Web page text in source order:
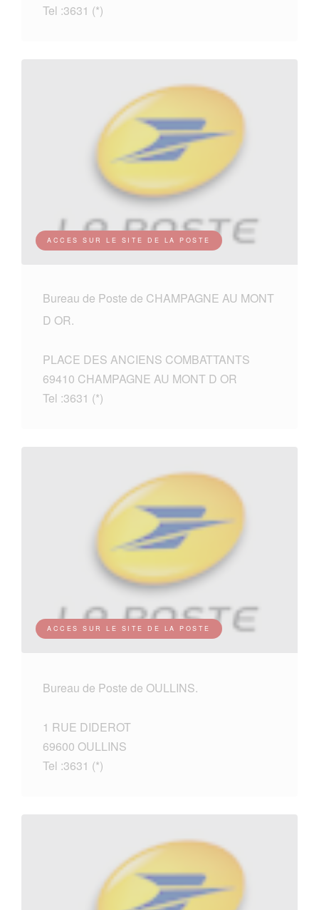
Tel :3631 (*)
ACCES SUR LE SITE DE LA POSTE
Bureau de Poste de CHAMPAGNE AU MONT
D OR.
PLACE DES ANCIENS COMBATTANTS
69410 CHAMPAGNE AU MONT D OR
Tel :3631 (*)
ACCES SUR LE SITE DE LA POSTE
Bureau de Poste de OULLINS.
1 RUE DIDEROT
69600 OULLINS
Tel :3631 (*)